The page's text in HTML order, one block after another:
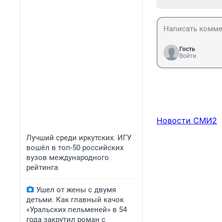
Лучший среди иркутских. ИГУ
вошёл в топ-50 российских
вузов международного
рейтинга
Ушел от жены с двумя
детьми. Как главный качок
«Уральских пельменей» в 54
года закрутил роман с
Гость
Войти
Новости СМИ2